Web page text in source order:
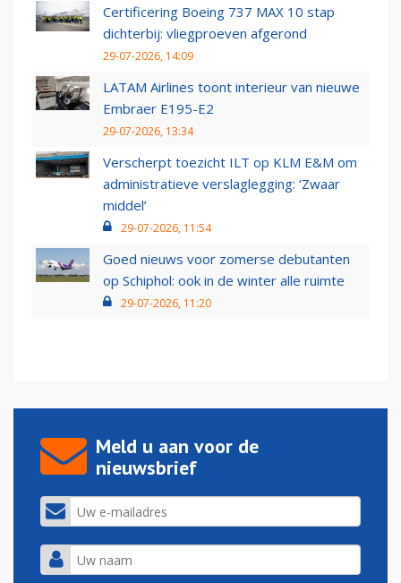
Certificering Boeing 737 MAX 10 stap
dichterbij: vliegproeven afgerond
29-07-2026, 14:09
LATAM Airlines toont interieur van nieuwe
Embraer E195-E2
29-07-2026, 13:34
Verscherpt toezicht ILT op KLM E&M om
administratieve verslaglegging: ‘Zwaar
middel’
29-07-2026, 11:54
Goed nieuws voor zomerse debutanten
op Schiphol: ook in de winter alle ruimte
29-07-2026, 11:20
Meld u aan voor de
nieuwsbrief